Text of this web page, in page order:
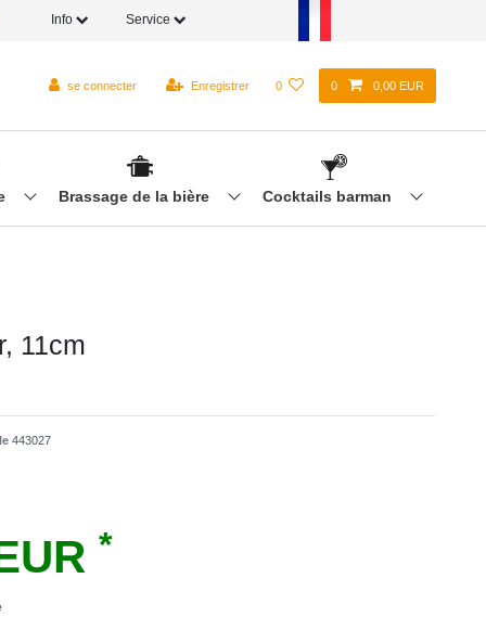
Info Service
se connecter Enregistrer 0 0 0,00 EUR
Brassage de la bière Cocktails barman
11cm
443027
*